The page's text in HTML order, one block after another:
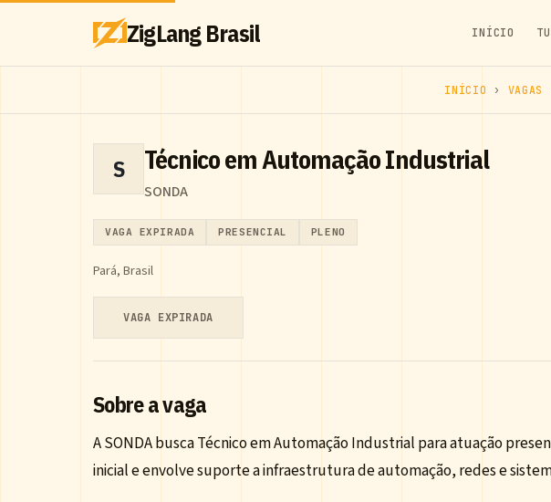
ZigLang Brasil INÍCIO
INÍCIO › VAGAS
S Técnico em Automação Industrial
SONDA
VAGA EXPIRADA PRESENCIAL PLENO
Pará, Brasil
VAGA EXPIRADA
Sobre a vaga
A SONDA busca Técnico em Automação Industrial para atuação
inicial e envolve suporte a infraestrutura de automação, redes e